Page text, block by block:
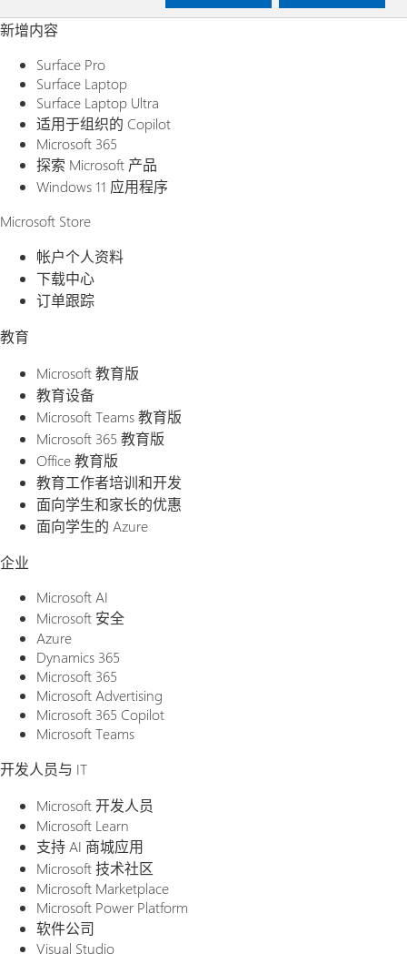
新增内容
Surface Pro
Surface Laptop
Surface Laptop Ultra
适用于组织的 Copilot
Microsoft 365
探索 Microsoft 产品
Windows 11 应用程序
Microsoft Store
帐户个人资料
下载中心
订单跟踪
教育
Microsoft 教育版
教育设备
Microsoft Teams 教育版
Microsoft 365 教育版
Office 教育版
教育工作者培训和开发
面向学生和家长的优惠
面向学生的 Azure
企业
Microsoft AI
Microsoft 安全
Azure
Dynamics 365
Microsoft 365
Microsoft Advertising
Microsoft 365 Copilot
Microsoft Teams
开发人员与 IT
Microsoft 开发人员
Microsoft Learn
支持 AI 商城应用
Microsoft 技术社区
Microsoft Marketplace
Microsoft Power Platform
软件公司
Visual Studio